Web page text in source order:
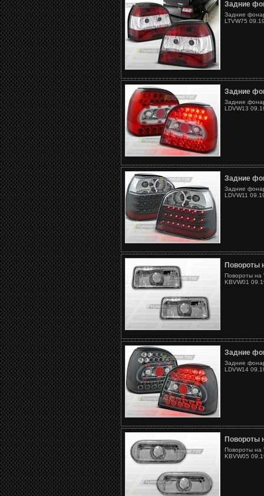
Задние
Задние
LTVW75
Задние
Задние
LDVW13
Задние
Задние
LDVW11
Повороты
Повороты на
KBVW01
Задние
Задние
LDVW14
Повороты
Повороты на
KBVW05